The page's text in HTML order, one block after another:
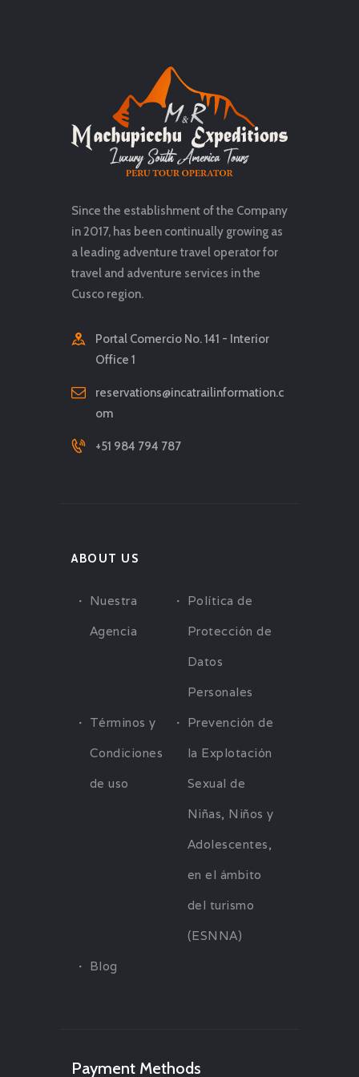
locales para apoyar a la
comunidad.
Consideraciones adicionales:
Efectivo:Aunque algunos
establecimientos aceptan
tarjetas, es recomendable
llevar efectivo en soles
para gastos menores y
Idioma:Si no hablas
español, considera
contratar un guía bilingüe,
pobladores hablan inglés.
desconocidas,
especialmente si no tienes
experiencia en caminatas
único, así que relájate,
disfruta del paisaje y la
cultura, y aprovecha al
máximo tu visita.
Since the establishment of the Company
in 2017, has been continually growing as
a leading adventure travel operator for
travel and adventure services in the
Cusco region.
Portal Comercio No. 141 - Interior
Office 1
reservations@incatrailinformation.c
om
+51 984 794 787
ABOUT US
Nuestra
Agencia
Política de
Protección de
Datos
Personales
Términos y
Condiciones
de uso
Prevención de
la Explotación
Sexual de
Niñas, Niños y
Adolescentes,
en el ámbito
del turismo
(ESNNA)
Blog
Payment Methods